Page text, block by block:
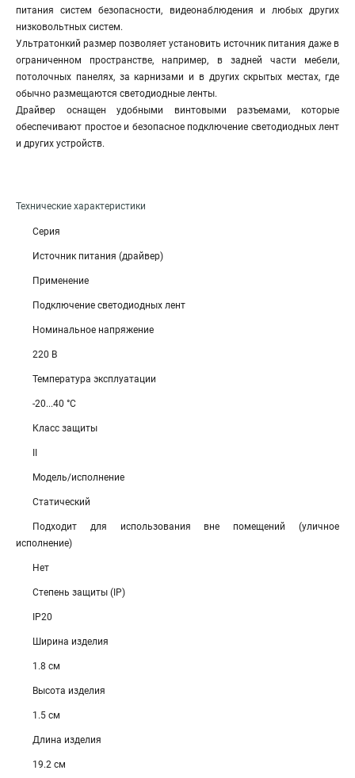
питания систем безопасности, видеонаблюдения и любых других
низковольтных систем.
Ультратонкий размер позволяет установить источник питания даже в
ограниченном пространстве, например, в задней части мебели,
потолочных панелях, за карнизами и в других скрытых местах, где
обычно размещаются светодиодные ленты.
Драйвер оснащен удобными винтовыми разъемами, которые
обеспечивают простое и безопасное подключение светодиодных лент
и других устройств.
Технические характеристики
Серия
Источник питания (драйвер)
Применение
Подключение светодиодных лент
Номинальное напряжение
220 В
Температура эксплуатации
-20...40 °C
Класс защиты
Модель/исполнение
Статический
Подходит для использования вне помещений (уличное
исполнение)
Нет
Степень защиты (IP)
IP20
Ширина изделия
1.8 см
Высота изделия
1.5 см
Длина изделия
19.2 см